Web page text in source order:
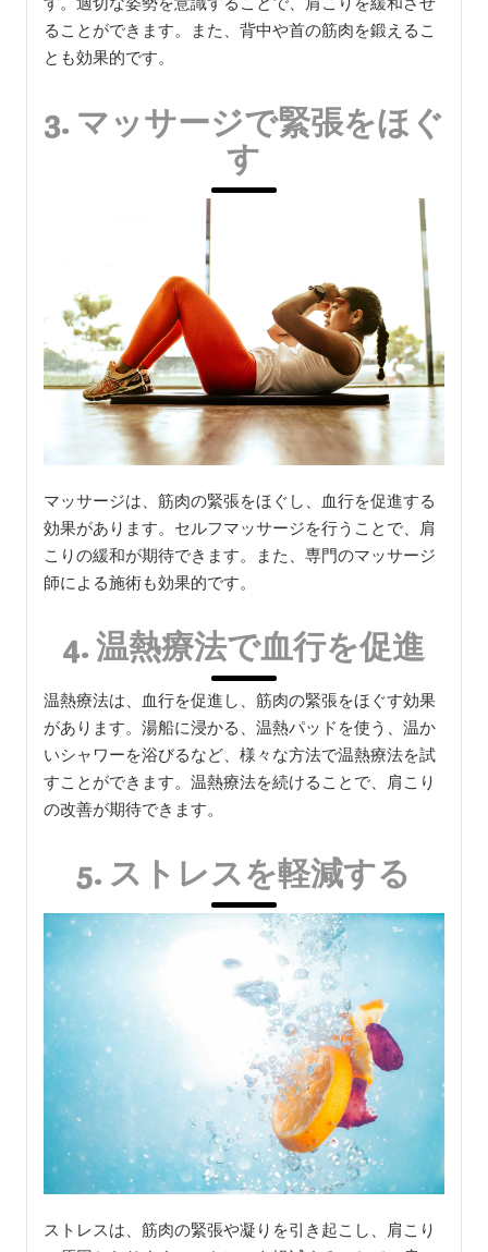
ることができます。また、背中や首の筋肉を鍛えるこ
とも効果的です。
3. マッサージで緊張をほぐ
す
マッサージは、筋肉の緊張をほぐし、血行を促進する
効果があります。セルフマッサージを行うことで、肩
こりの緩和が期待できます。また、専門のマッサージ
師による施術も効果的です。
4. 温熱療法で血行を促進
温熱療法は、血行を促進し、筋肉の緊張をほぐす効果
があります。湯船に浸かる、温熱パッドを使う、温か
いシャワーを浴びるなど、様々な方法で温熱療法を試
すことができます。温熱療法を続けることで、肩こり
の改善が期待できます。
5. ストレスを軽減する
ストレスは、筋肉の緊張や凝りを引き起こし、肩こり